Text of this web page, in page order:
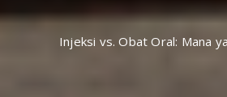
Injeksi vs. Obat Oral: Mana